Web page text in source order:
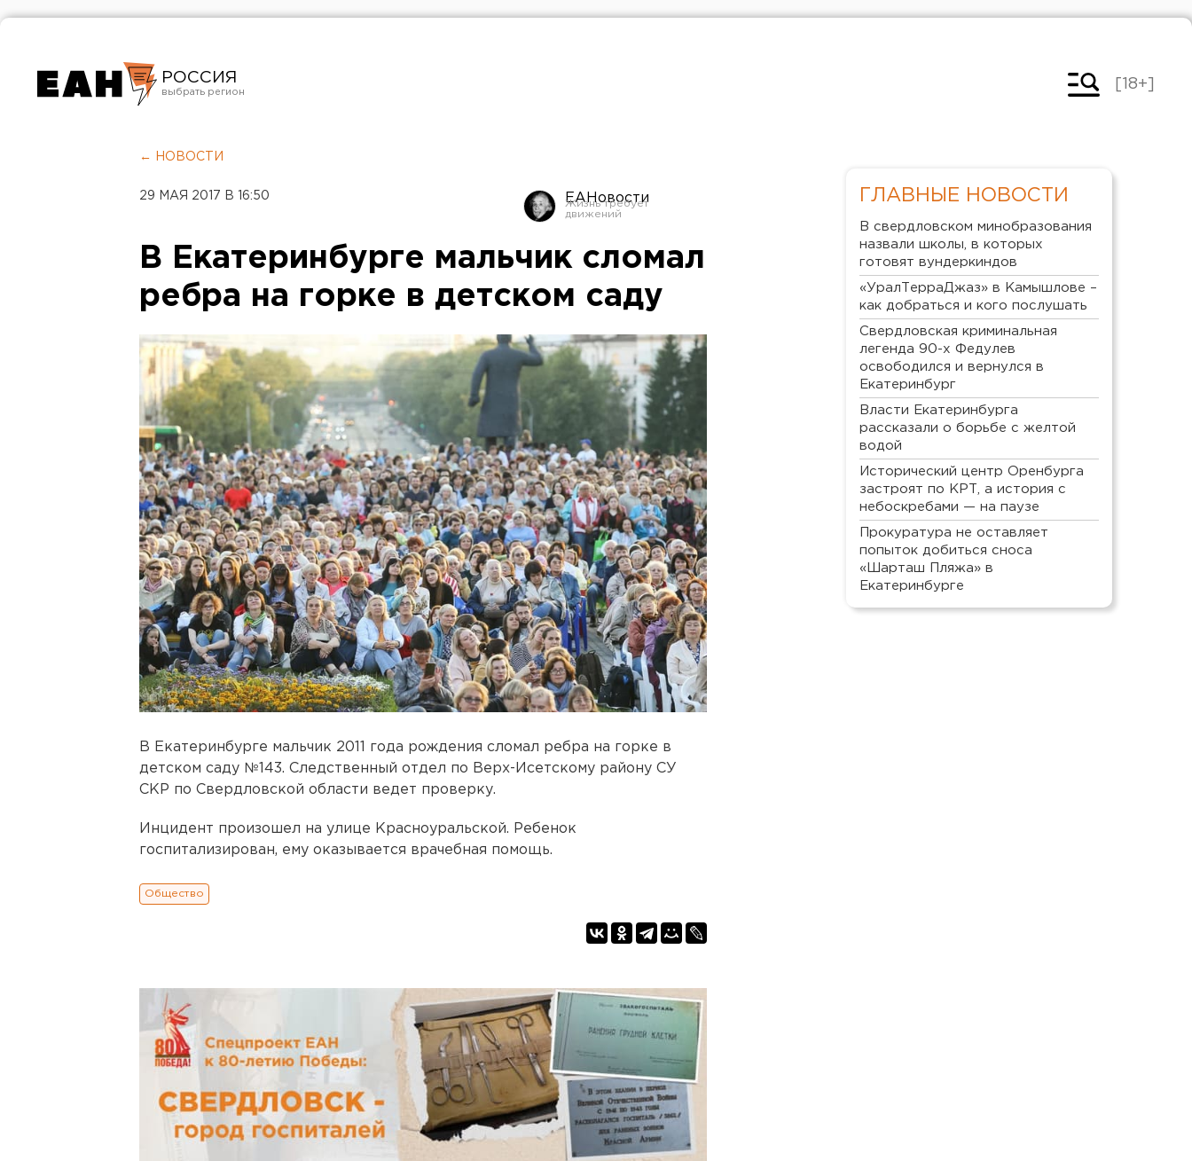
РОССИЯ
Челябинск
[18+]
← НОВОСТИ
29 МАЯ 2017 В 16:50 ЕАНовости
В Екатеринбурге мальчик сломал
ребра на горке в детском саду
В Екатеринбурге мальчик 2011 года рождения сломал ребра на горке в
детском саду №143. Следственный отдел по Верх-Исетскому району СУ
СКР по Свердловской области ведет проверку.
Инцидент произошел на улице Красноуральской. Ребенок
госпитализирован, ему оказывается врачебная помощь.
Общество
ГЛАВНЫЕ НОВОСТИ
В свердловском минобразования
назвали школы, в которых
готовят вундеркиндов
«УралТерраДжаз» в Камышлове –
как добраться и кого послушать
Свердловская криминальная
легенда 90-х Федулев
освободился и вернулся в
Екатеринбург
Власти Екатеринбурга
рассказали о борьбе с желтой
водой
Исторический центр Оренбурга
застроят по КРТ, а история с
небоскребами — на паузе
Прокуратура не оставляет
попыток добиться сноса
«Шарташ Пляжа» в
Екатеринбурге